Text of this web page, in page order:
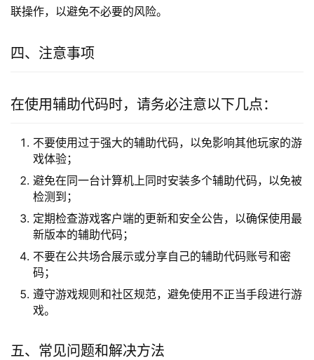
联操作，以避免不必要的风险。
四、注意事项
在使用辅助代码时，请务必注意以下几点：
不要使用过于强大的辅助代码，以免影响其他玩家的游
戏体验；
避免在同一台计算机上同时安装多个辅助代码，以免被
检测到；
定期检查游戏客户端的更新和安全公告，以确保使用最
新版本的辅助代码；
不要在公共场合展示或分享自己的辅助代码账号和密
码；
遵守游戏规则和社区规范，避免使用不正当手段进行游
戏。
五、常见问题和解决方法